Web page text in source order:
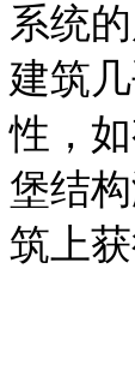
系统
建筑
性，
堡结
筑上